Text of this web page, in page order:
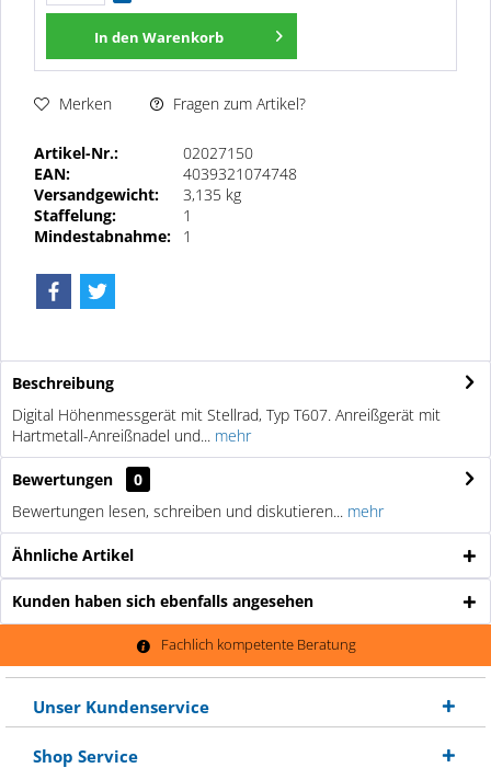
In den Warenkorb
Merken Fragen zum Artikel?
Artikel-Nr.:
02027150
EAN:
4039321074748
Versandgewicht:
3,135 kg
Staffelung:
1
Mindestabnahme:
1
Beschreibung
Digital Höhenmessgerät mit Stellrad, Typ T607. Anreißgerät mit
Hartmetall-Anreißnadel und... mehr
Bewertungen
0
Bewertungen lesen, schreiben und diskutieren... mehr
Ähnliche Artikel
Kunden haben sich ebenfalls angesehen
Fachlich kompetente Beratung
Unser Kundenservice
Shop Service